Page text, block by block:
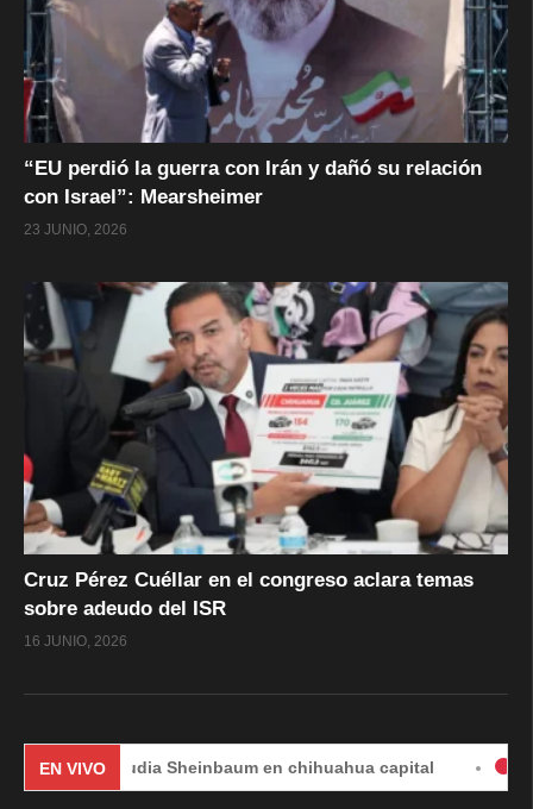
“EU perdió la guerra con Irán y dañó su relación
con Israel”: Mearsheimer
23 JUNIO, 2026
Cruz Pérez Cuéllar en el congreso aclara temas
sobre adeudo del ISR
16 JUNIO, 2026
EN VIVO
Claudia Sheinbaum en chihuahua capital #EnVivo |